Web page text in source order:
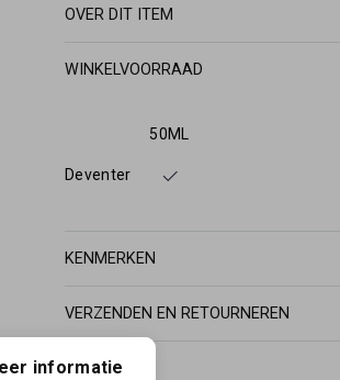
OVER DIT ITEM
WINKELVOORRAAD
50ML
Deventer
KENMERKEN
VERZENDEN EN RETOURNEREN
informatie